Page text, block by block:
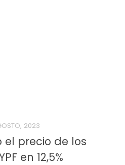
2023
el precio de los
en 12,5%